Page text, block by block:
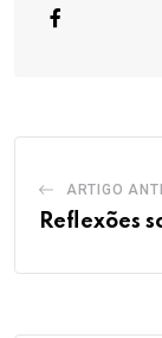
ARTIGO
Reflexões